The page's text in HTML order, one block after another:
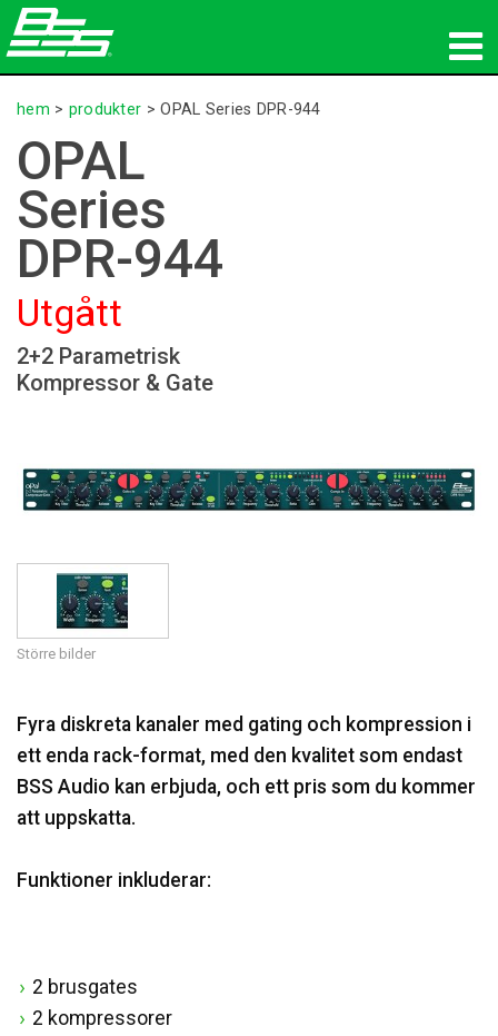
produkter
Nätverksljud
var man kan köpa
nyheter
utbildning
support
hem > produkter >OPAL Series DPR-944
OPAL
Series
DPR-944
Utgått
2+2 Parametrisk
Kompressor & Gate
Större bilder
Fyra diskreta kanaler med gating och kompression i
ett enda rack-format, med den kvalitet som endast
BSS Audio kan erbjuda, och ett pris som du kommer
att uppskatta.
Funktioner inkluderar:
2 brusgates
2 kompressorer